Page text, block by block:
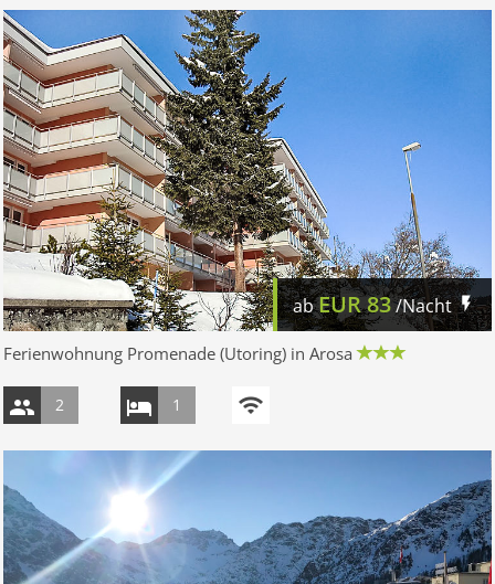
abEUR83/Nacht
Ferienwohnung Promenade (Utoring) in Arosa
2 1